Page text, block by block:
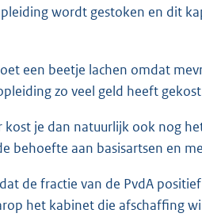
wordt gestoken en dit
een beetje lachen omdat
zo veel geld heeft
kost je dan natuurlijk ook nog
behoefte aan basisartsen en
de fractie van de PvdA
het kabinet die afschaffing